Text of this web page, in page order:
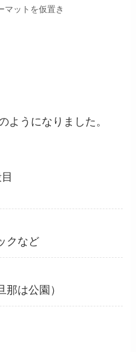
マットを仮置き
ようになりました。
クなど
は公園）